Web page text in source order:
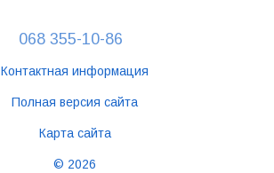
068 355-10-86
Контактная информация
Полная версия сайта
Карта сайта
© 2026